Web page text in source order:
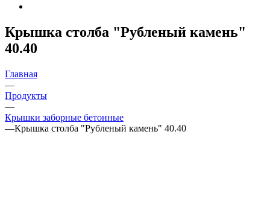
Крышка столба "Рубленый камень"
40.40
Главная
—
Продукты
—
Крышки заборные бетонные
—Крышка столба "Рубленый камень" 40.40